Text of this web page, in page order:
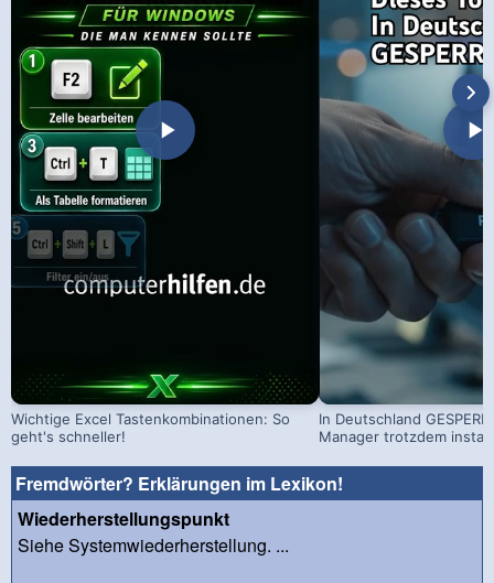
Wichtige Excel Tastenkombinationen: So
geht's schneller!
In Deutschland
Manager trotzdem
Fremdwörter? Erklärungen im Lexikon!
Wiederherstellungspunkt
Siehe Systemwiederherstellung. ...